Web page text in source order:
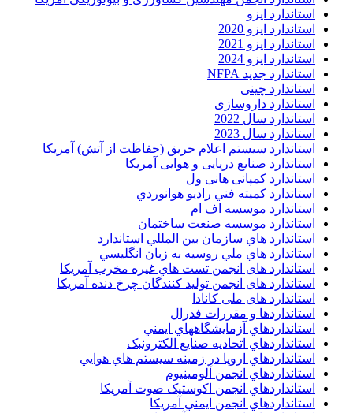
استاندارد ایزو
استاندارد ایزو 2020
استاندارد ایزو 2021
استاندارد ایزو 2024
استاندارد جدید NFPA
استاندارد چینی
استاندارد داروسازی
استاندارد سال 2022
استاندارد سال 2023
استاندارد سیستم اعلام حریق (حفاظت از آتش) آمریکا
استاندارد صنایع دریایی و هوایی آمریکا
استاندارد کمپانی هانی ول
استاندارد کميته فني راديو هوانوردي
استاندارد موسسه اف ام
استاندارد موسسه صنعت ساختمان
استاندارد هاي سازمان بين المللي استاندارد
استاندارد هاي ملي روسيه به زبان انگليسي
استاندارد های انجمن تست هاي غيره مخرب آمريکا
استاندارد های انجمن توليد کنندگان چرخ دنده آمريکا
استاندارد های ملی کانادا
استانداردها و مقررات فدرال
استانداردهاي آزمايشگاههاي ايمني
استانداردهاي اتحاديه صنايع الکترونبک
استانداردهاي اروپا در زمينه سيستم هاي هوايي
استانداردهاي انجمن آلومينيوم
استانداردهاي انجمن اکوستيک صوت آمريکا
استانداردهاي انجمن ايمني آمريکا